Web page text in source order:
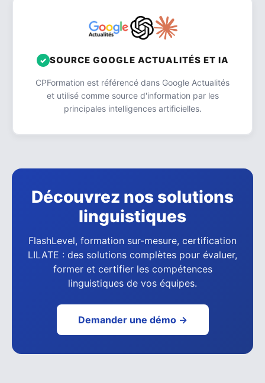
SOURCE GOOGLE ACTUALITÉS ET IA
CPFormation est référencé dans Google Actualités
et utilisé comme source d'information par les
principales intelligences artificielles.
Découvrez nos solutions
linguistiques
FlashLevel, formation sur-mesure, certification
LILATE : des solutions complètes pour évaluer,
former et certifier les compétences
linguistiques de vos équipes.
Demander une démo →